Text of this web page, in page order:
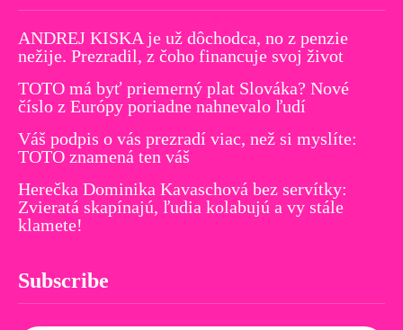
ANDREJ KISKA je už dôchodca, no z penzie
nežije. Prezradil, z čoho financuje svoj život
TOTO má byť priemerný plat Slováka? Nové
číslo z Európy poriadne nahnevalo ľudí
Váš podpis o vás prezradí viac, než si myslíte:
TOTO znamená ten váš
Herečka Dominika Kavaschová bez servítky:
Zvieratá skapínajú, ľudia kolabujú a vy stále
klamete!
Subscribe